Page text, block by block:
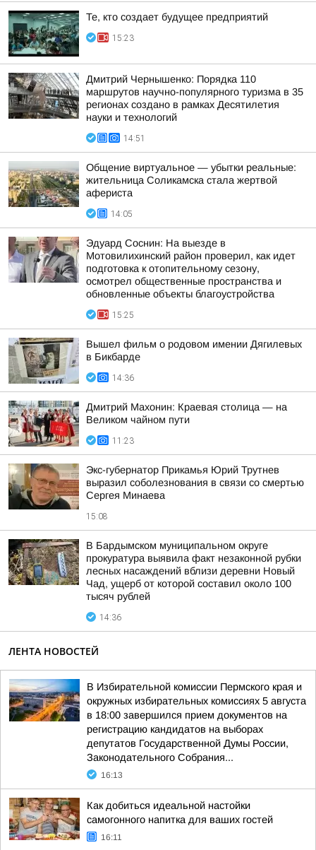
Те, кто создает будущее предприятий
15:23
Дмитрий Чернышенко: Порядка 110
маршрутов научно-популярного туризма в 35
регионах создано в рамках Десятилетия
науки и технологий
14:51
Общение виртуальное — убытки реальные:
жительница Соликамска стала жертвой
афериста
14:05
Эдуард Соснин: На выезде в
Мотовилихинский район проверил, как идет
подготовка к отопительному сезону,
осмотрел общественные пространства и
обновленные объекты благоустройства
15:25
Вышел фильм о родовом имении Дягилевых
в Бикбарде
14:36
Дмитрий Махонин: Краевая столица — на
Великом чайном пути
11:23
Экс-губернатор Прикамья Юрий Трутнев
выразил соболезнования в связи со смертью
Сергея Минаева
15:08
В Бардымском муниципальном округе
прокуратура выявила факт незаконной рубки
лесных насаждений вблизи деревни Новый
Чад, ущерб от которой составил около 100
тысяч рублей
14:36
ЛЕНТА НОВОСТЕЙ
В Избирательной комиссии Пермского края и
окружных избирательных комиссиях 5 августа
в 18:00 завершился прием документов на
регистрацию кандидатов на выборах
депутатов Государственной Думы России,
Законодательного Собрания...
16:13
Как добиться идеальной настойки
самогонного напитка для ваших гостей
16:11